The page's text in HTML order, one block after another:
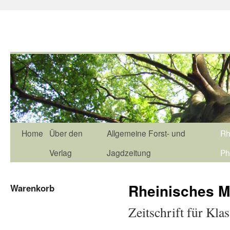
Home
Über den
Verlag
Allgemeine Forst- und
Jagdzeitung
Rheinisches
Zeitschrift für
Warenkorb